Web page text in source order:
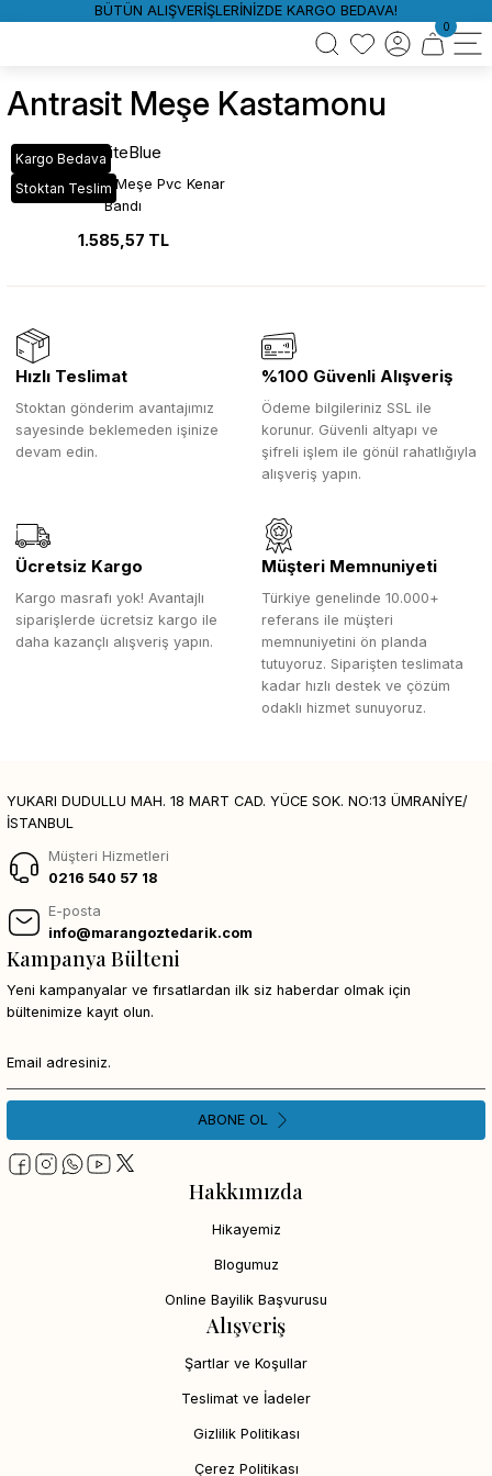
BÜTÜN ALIŞVERİŞLERİNİZDE KARGO BEDAVA!
0
Antrasit Meşe Kastamonu
Kargo Bedava
Stoktan Teslim
WhiteBlue
A414 Antrasit Meşe Pvc Kenar
Bandı
1.585,57 TL
Hızlı Teslimat
Stoktan gönderim avantajımız
sayesinde beklemeden işinize
devam edin.
%100 Güvenli Alışveriş
Ödeme bilgileriniz SSL ile
korunur. Güvenli altyapı ve
şifreli işlem ile gönül rahatlığıyla
alışveriş yapın.
Ücretsiz Kargo
Kargo masrafı yok! Avantajlı
siparişlerde ücretsiz kargo ile
daha kazançlı alışveriş yapın.
Müşteri Memnuniyeti
Türkiye genelinde 10.000+
referans ile müşteri
memnuniyetini ön planda
tutuyoruz. Siparişten teslimata
kadar hızlı destek ve çözüm
odaklı hizmet sunuyoruz.
YUKARI DUDULLU MAH. 18 MART CAD. YÜCE SOK. NO:13 ÜMRANİYE/
İSTANBUL
Müşteri Hizmetleri
0216 540 57 18
E-posta
info@marangoztedarik.com
Hakkımızda
Hikayemiz
Blogumuz
Online Bayilik Başvurusu
Alışveriş
Şartlar ve Koşullar
Teslimat ve İadeler
Gizlilik Politikası
Çerez Politikası
Kampanya Bülteni
Yeni kampanyalar ve fırsatlardan ilk siz haberdar olmak için
bültenimize kayıt olun.
ABONE OL